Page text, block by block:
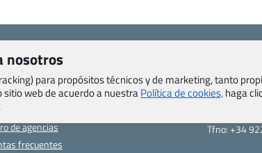
Visado, Salud y otras disposiciones
de agencias
frecuentes
Viajes.com
c/ Drago, CC
38660
Santa Cruz
Tfno: +34
nosotros
para propósitos técnicos y de marketing, tanto
web de acuerdo a nuestraPolítica de cookies,haga